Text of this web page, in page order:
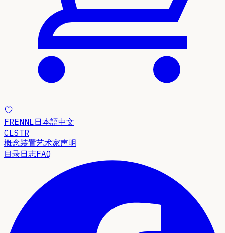
FRENNL日本語中文
CLSTR
概念装置艺术家声明
目录日志FAQ